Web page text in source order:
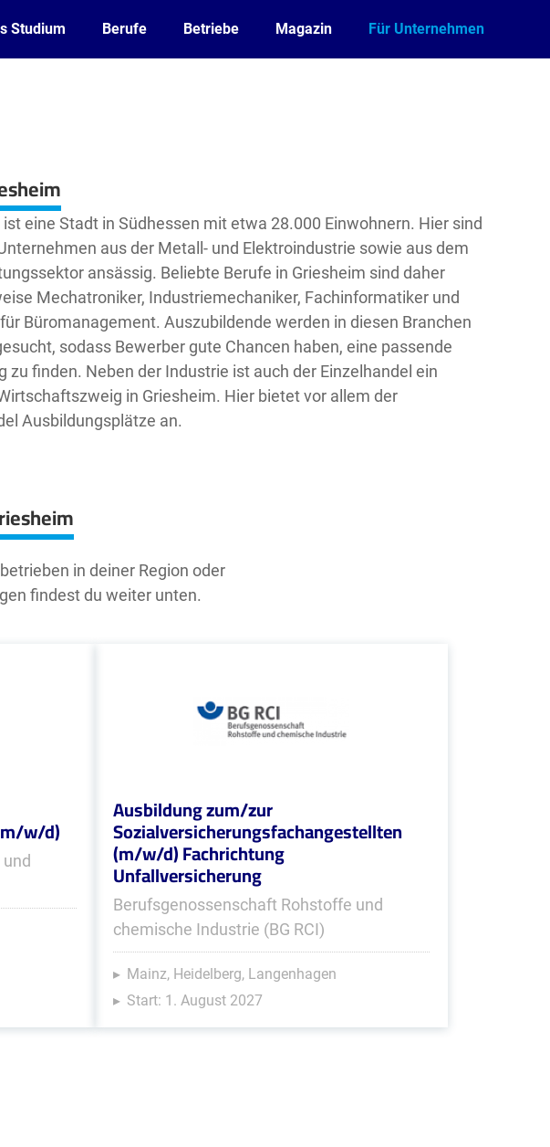
Studium Berufe Betriebe Magazin Für Unternehmen
ist eine Stadt in Südhessen mit etwa 28.000 Einwohnern. Hier sind
aus der Metall- und Elektroindustrie sowie aus dem
ansässig. Beliebte Berufe in Griesheim sind daher
Mechatroniker, Industriemechaniker, Fachinformatiker und
Büromanagement. Auszubildende werden in diesen Branchen
sodass Bewerber gute Chancen haben, eine passende
zu finden. Neben der Industrie ist auch der Einzelhandel ein
in Griesheim. Hier bietet vor allem der
Ausbildungsplätze an.
in deiner Region oder
findest du weiter unten.
w/d)
Ausbildung zum/zur
Sozialversicherungsfachangestellten
(m/w/d) Fachrichtung
Unfallversicherung
Berufsgenossenschaft Rohstoffe und
chemische Industrie (BG RCI)
Mainz, Heidelberg, Langenhagen
Start: 1. August 2027